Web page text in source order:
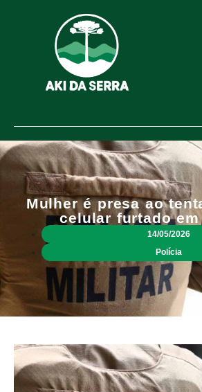
Mulher é presa ao
celular furtado em
14/05/2026
Polícia